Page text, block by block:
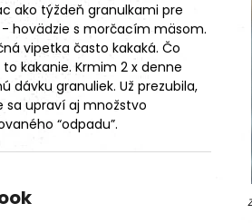
ako týždeň granulkami pre
hovädzie s morčacím mäsom.
vipetka často kakaká. Čo
kakanie. Krmim 2 x denne
dávku granuliek. Už prezubila,
sa upraví aj množstvo
“odpadu”.